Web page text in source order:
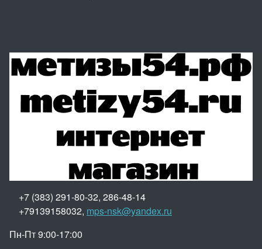
+7 (383) 291-80-32, 286-48-14
+79139158032, mps-nsk@yandex.ru
Пн-Пт 9:00-17:00